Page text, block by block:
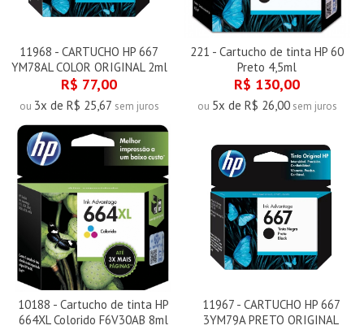
11968 - CARTUCHO HP 667
YM78AL COLOR ORIGINAL 2ml
R$ 77,00
ou 3x de R$ 25,67 sem juros
221 - Cartucho de tinta HP 60
Preto 4,5ml
R$ 130,00
ou 5x de R$ 26,00sem juros
10188 - Cartucho de tinta HP
664XL Colorido F6V30AB 8ml
11967 - CARTUCHO HP 667
3YM79A PRETO ORIGINAL